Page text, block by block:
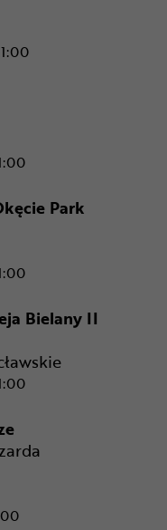
- M1 Poznań
Park
- CH Okęcie
Bielany II
- CH Aleja